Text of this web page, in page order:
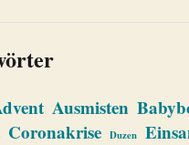
Ausmisten
Coronakrise Duzen